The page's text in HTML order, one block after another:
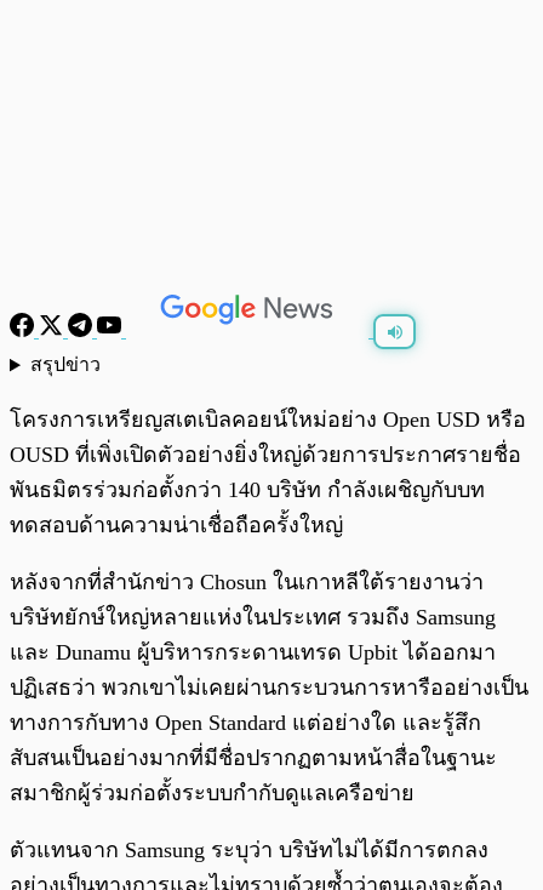
สรุปข่าว
โครงการเหรียญสเตเบิลคอยน์ใหม่อย่าง Open USD หรือ
OUSD ที่เพิ่งเปิดตัวอย่างยิ่งใหญ่ด้วยการประกาศรายชื่อ
พันธมิตรร่วมก่อตั้งกว่า 140 บริษัท กำลังเผชิญกับบท
ทดสอบด้านความน่าเชื่อถือครั้งใหญ่
หลังจากที่สำนักข่าว Chosun ในเกาหลีใต้รายงานว่า
บริษัทยักษ์ใหญ่หลายแห่งในประเทศ รวมถึง Samsung
และ Dunamu ผู้บริหารกระดานเทรด Upbit ได้ออกมา
ปฏิเสธว่า พวกเขาไม่เคยผ่านกระบวนการหารืออย่างเป็น
ทางการกับทาง Open Standard แต่อย่างใด และรู้สึก
สับสนเป็นอย่างมากที่มีชื่อปรากฏตามหน้าสื่อในฐานะ
สมาชิกผู้ร่วมก่อตั้งระบบกำกับดูแลเครือข่าย
ตัวแทนจาก Samsung ระบุว่า บริษัทไม่ได้มีการตกลง